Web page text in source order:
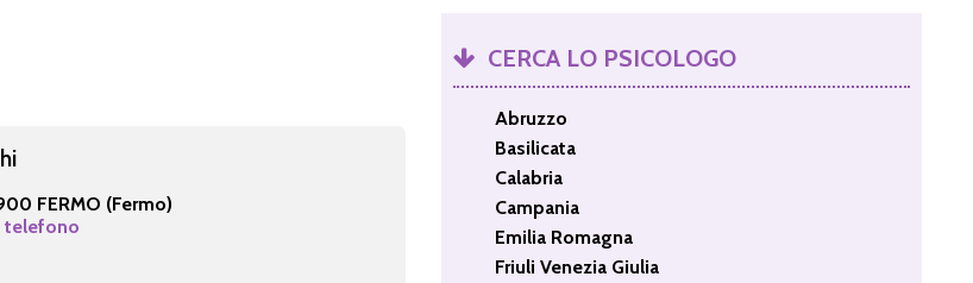
FERMO (Fermo)
telefono
CERCA LO PSICOLOGO
Abruzzo
Basilicata
Calabria
Campania
Emilia Romagna
Friuli Venezia Giulia